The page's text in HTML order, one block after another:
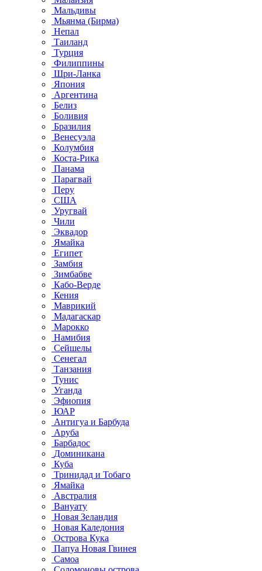
Мальдивы
Мьянма (Бирма)
Непал
Таиланд
Турция
Филиппины
Шри-Ланка
Япония
Аргентина
Белиз
Боливия
Бразилия
Венесуэла
Колумбия
Коста-Рика
Панама
Парагвай
Перу
США
Уругвай
Чили
Эквадор
Ямайка
Египет
Замбия
Зимбабве
Кабо-Верде
Кения
Маврикий
Мадагаскар
Марокко
Намибия
Сейшелы
Сенегал
Танзания
Тунис
Уганда
Эфиопия
ЮАР
Антигуа и Барбуда
Аруба
Барбадос
Доминикана
Куба
Тринидад и Тобаго
Ямайка
Австралия
Вануату
Новая Зеландия
Новая Каледония
Острова Кука
Папуа Новая Гвинея
Самоа